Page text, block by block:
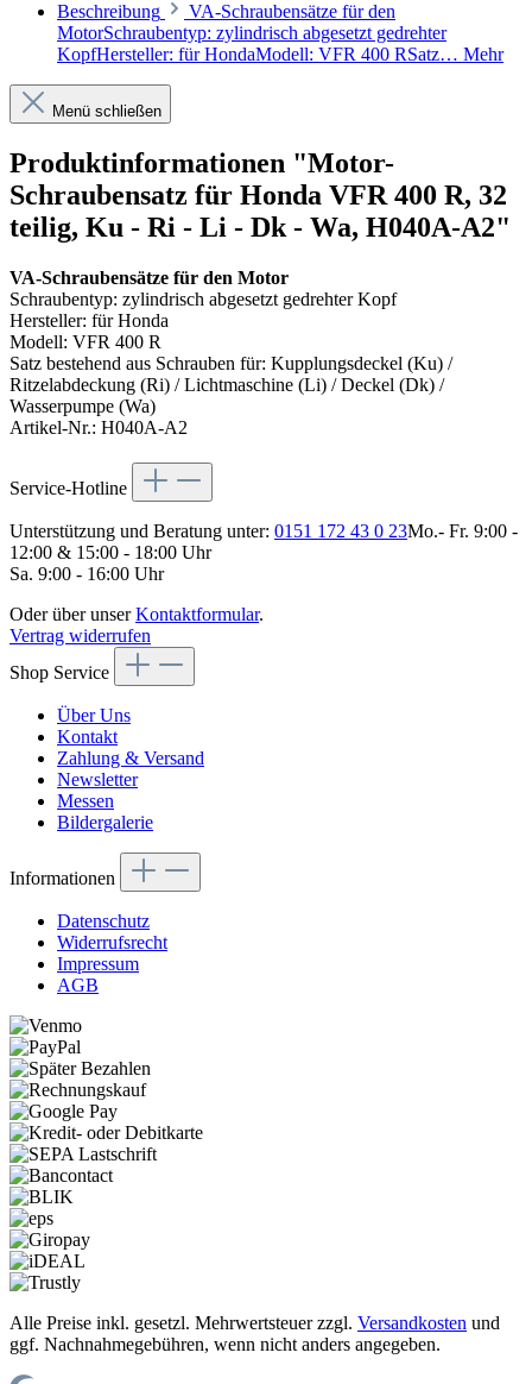
Beschreibung
VA-Schraubensätze für den
MotorSchraubentyp: zylindrisch abgesetzt gedrehter
KopfHersteller: für HondaModell: VFR 400 RSatz… Mehr
Menü schließen
Produktinformationen "Motor-
Schraubensatz für Honda VFR 400 R, 32
teilig, Ku - Ri - Li - Dk - Wa, H040A-A2"
VA-Schraubensätze für den Motor
Schraubentyp: zylindrisch abgesetzt gedrehter Kopf
Hersteller: für Honda
Modell: VFR 400 R
Satz bestehend aus Schrauben für: Kupplungsdeckel (Ku) /
Ritzelabdeckung (Ri) / Lichtmaschine (Li) / Deckel (Dk) /
Wasserpumpe (Wa)
Artikel-Nr.: H040A-A2
Service-Hotline
Unterstützung und Beratung unter: 0151 172 43 0 23Mo.- Fr. 9:00 -
12:00 & 15:00 - 18:00 Uhr
Sa. 9:00 - 16:00 Uhr
Oder über unserKontaktformular.
Vertrag widerrufen
Shop Service
Über Uns
Kontakt
Zahlung & Versand
Newsletter
Messen
Bildergalerie
Informationen
Datenschutz
Widerrufsrecht
Impressum
AGB
Alle Preise inkl. gesetzl. Mehrwertsteuer zzgl. Versandkosten und
ggf. Nachnahmegebühren, wenn nicht anders angegeben.